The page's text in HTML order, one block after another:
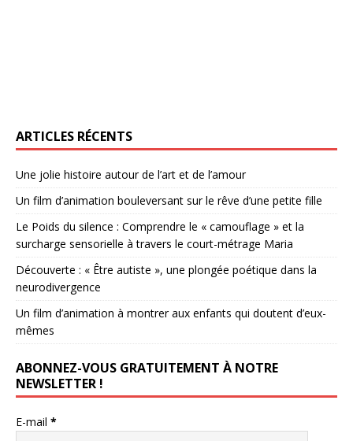
ARTICLES RÉCENTS
Une jolie histoire autour de l’art et de l’amour
Un film d’animation bouleversant sur le rêve d’une petite fille
Le Poids du silence : Comprendre le « camouflage » et la
surcharge sensorielle à travers le court-métrage Maria
Découverte : « Être autiste », une plongée poétique dans la
neurodivergence
Un film d’animation à montrer aux enfants qui doutent d’eux-
mêmes
ABONNEZ-VOUS GRATUITEMENT À NOTRE
NEWSLETTER !
E-mail *